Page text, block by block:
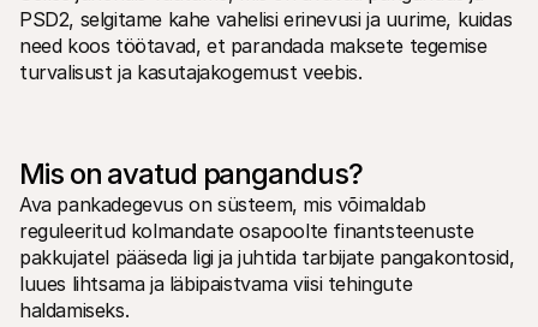
Avasta arendaja ressursid ja uuendused
Raamatukogud
Integreeri Mollie valmis raamatukogudega
Discordi kogukond
Uuri
Olek
Meist
Tutvu meie loo ja väärtustega
lähemalt
Uudised
Loe uusimaid Mollie uudiseid
Karjäärid
Tule meie juurde tööle - me otsime
inimesi!
Lae
PSD2, selgitame kahe vahelisi erinevusi ja uurime, kuidas
need koos töötavad, et parandada maksete tegemise
turvalisust ja kasutajakogemust veebis.
Mis on avatud pangandus?
Ava pankadegevus on süsteem, mis võimaldab
reguleeritud kolmandate osapoolte finantsteenuste
pakkujatel pääseda ligi ja juhtida tarbijate pangakontosid,
luues lihtsama ja läbipaistvama viisi tehingute
haldamiseks.